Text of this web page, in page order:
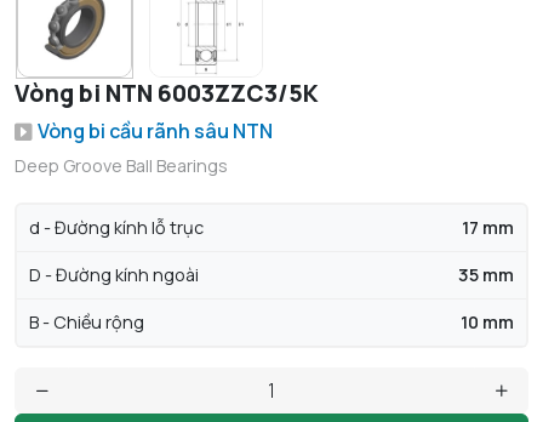
Vòng bi NTN 6003ZZC3/5K
Vòng bi cầu rãnh sâu NTN
Deep Groove Ball Bearings
d - Đường kính lỗ trục 17 mm
D - Đường kính ngoài 35 mm
B - Chiều rộng 10 mm